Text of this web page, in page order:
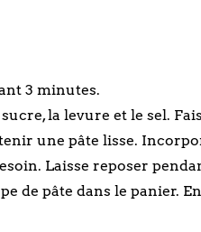
3 minutes.
la levure et le sel.
une pâte lisse.
Laisse reposer
de pâte dans le panier.